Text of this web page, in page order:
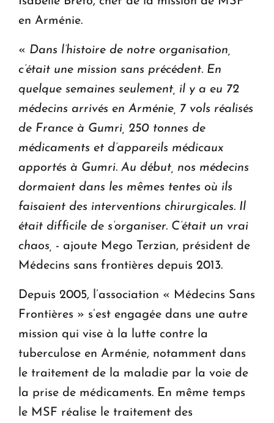
en Arménie.
« Dans l’histoire de notre organisation,
c’était une mission sans précédent. En
quelque semaines seulement, il y a eu 72
médecins arrivés en Arménie, 7 vols réalisés
de France à Gumri, 250 tonnes de
médicaments et d’appareils médicaux
apportés à Gumri. Au début, nos médecins
dormaient dans les mêmes tentes où ils
faisaient des interventions chirurgicales. Il
était difficile de s’organiser. C’était un vrai
chaos, - ajoute Mego Terzian, président de
Médecins sans frontières depuis 2013.
Depuis 2005, l’association « Médecins Sans
Frontières » s’est engagée dans une autre
mission qui vise à la lutte contre la
tuberculose en Arménie, notamment dans
le traitement de la maladie par la voie de
la prise de médicaments. En même temps
le MSF réalise le traitement des